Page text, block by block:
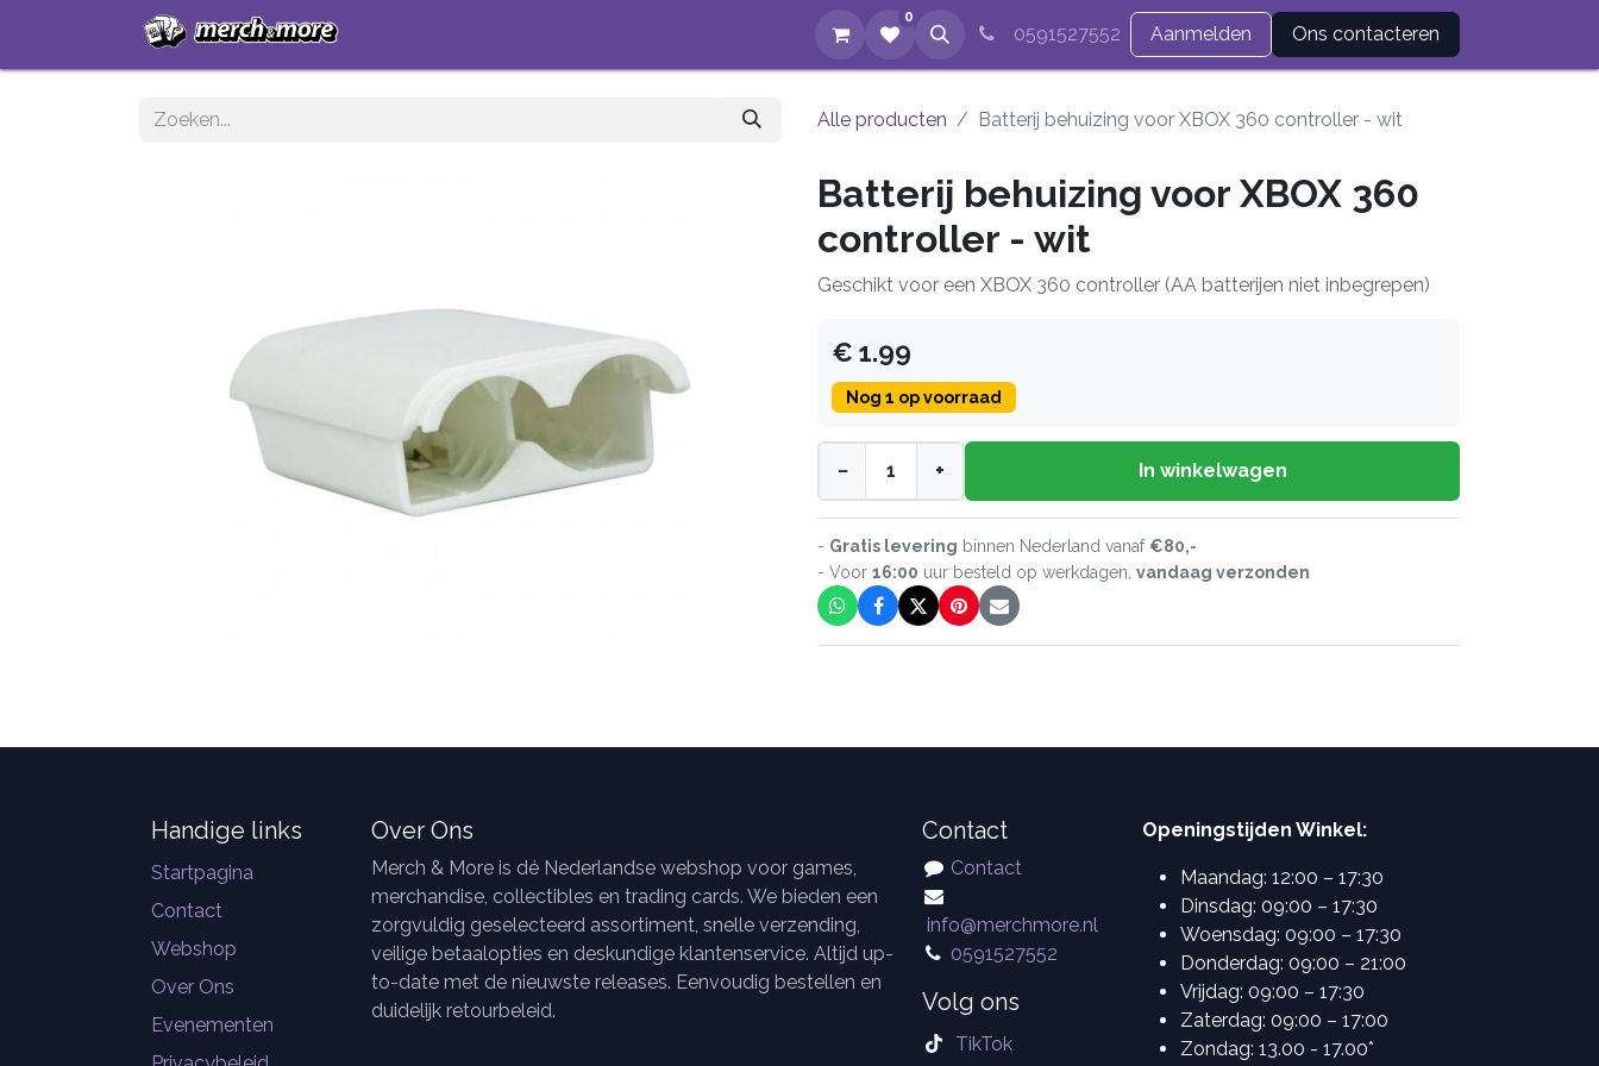
Over ons Reparaties
0
0591527552 Aanmelden Ons contacteren
Alle producten Batterij behuizing voor XBOX 360 controller - wit
Batterij behuizing voor XBOX 360
controller - wit
Geschikt voor een XBOX 360 controller (AA batterijen niet inbegrepen)
€ 1.99
Nog 1 op voorraad
− + In winkelwagen
- Gratis levering binnen Nederland vanaf €80,-
- Voor 16:00 uur besteld op werkdagen, vandaag verzonden
Handige links
Startpagina
Contact
Webshop
Over Ons
Evenementen
Over Ons
Merch & More is dé Nederlandse webshop voor games,
merchandise, collectibles en trading cards. We bieden een
zorgvuldig geselecteerd assortiment, snelle verzending,
veilige betaalopties en deskundige klantenservice. Altijd up-
to-date met de nieuwste releases. Eenvoudig bestellen en
duidelijk retourbeleid.
Contact
Contact
info@merchmore.nl
0591527552
Volg ons
TikTok
Openingstijden Winkel:
Maandag: 12:00 – 17:30
Dinsdag: 09:00 – 17:30
Woensdag: 09:00 – 17:30
Donderdag: 09:00 – 21:00
Vrijdag: 09:00 – 17:30
Zaterdag: 09:00 – 17:00
Zondag: 13.00 - 17.00*